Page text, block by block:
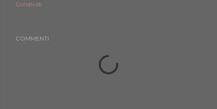
Condividi
COMMENTI